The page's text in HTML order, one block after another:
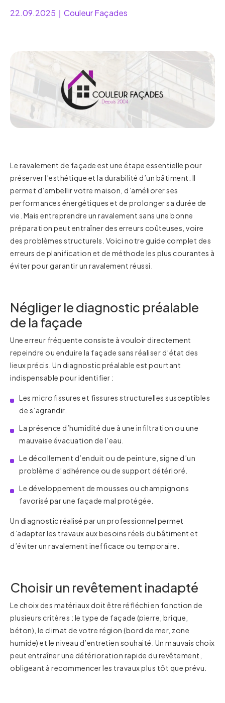
22.09.2025 ｜ Couleur Façades
Le ravalement de façade est une étape essentielle pour
préserver l’esthétique et la durabilité d’un bâtiment. Il
permet d’embellir votre maison, d’améliorer ses
performances énergétiques et de prolonger sa durée de
vie. Mais entreprendre un ravalement sans une bonne
préparation peut entraîner des erreurs coûteuses, voire
des problèmes structurels. Voici notre guide complet des
erreurs de planification et de méthode les plus courantes à
éviter pour garantir un ravalement réussi.
Négliger le diagnostic préalable
de la façade
Une erreur fréquente consiste à vouloir directement
repeindre ou enduire la façade sans réaliser d’état des
lieux précis. Un diagnostic préalable est pourtant
indispensable pour identifier :
Les microfissures et fissures structurelles susceptibles
de s’agrandir.
La présence d’humidité due à une infiltration ou une
mauvaise évacuation de l’eau.
Le décollement d’enduit ou de peinture, signe d’un
problème d’adhérence ou de support détérioré.
Le développement de mousses ou champignons
favorisé par une façade mal protégée.
Un diagnostic réalisé par un professionnel permet
d’adapter les travaux aux besoins réels du bâtiment et
d’éviter un ravalement inefficace ou temporaire.
Choisir un revêtement inadapté
Le choix des matériaux doit être réfléchi en fonction de
plusieurs critères : le type de façade (pierre, brique,
béton), le climat de votre région (bord de mer, zone
humide) et le niveau d’entretien souhaité. Un mauvais choix
peut entraîner une détérioration rapide du revêtement,
obligeant à recommencer les travaux plus tôt que prévu.